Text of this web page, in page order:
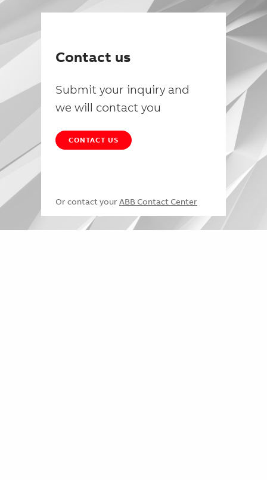
Contact us
Submit your inquiry and
we will contact you
CONTACT US
Or contact your ABB Contact Center